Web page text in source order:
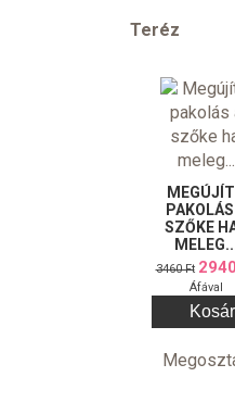
Teréz
SZŐKE
3460 Ft
Áfával